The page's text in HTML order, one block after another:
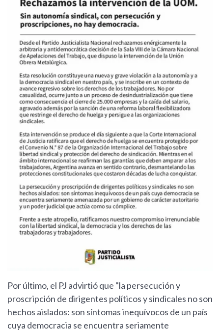
Por último, el PJ advirtió que "la persecución y
proscripción de dirigentes políticos y sindicales no son
hechos aislados: son síntomas inequívocos de un país
cuya democracia se encuentra seriamente